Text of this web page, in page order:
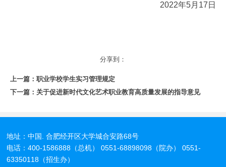
2022年5月17日
分享到：
上一篇： 职业学校学生实习管理规定
下一篇： 关于促进新时代文化艺术职业教育高质量发展的指导意见
地址：中国. 合肥经开区大学城合安路68号
电话：400-1586888（总机） 0551-68898098（院办） 0551-
63350118（招生办）